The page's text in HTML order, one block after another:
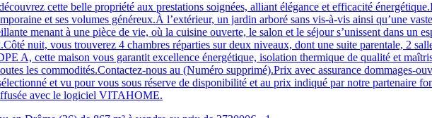
cette belle propriété aux prestations soignées, alliant élégance et efficacité
et ses volumes généreux.À l’extérieur, un jardin arboré sans vis-à-vis ainsi qu’une
menant à une pièce de vie, où la cuisine ouverte, le salon et le séjour s’unissent dans un
nuit, vous trouverez 4 chambres réparties sur deux niveaux, dont une suite parentale, 2
A, cette maison vous garantit excellence énergétique, isolation thermique de qualité et
les commodités.Contactez-nous au (Numéro supprimé).Prix avec assurance dommages-
et vu pour vous sous réserve de disponibilité et au prix indiqué par notre partenaire
avec le logiciel VITAHOME.